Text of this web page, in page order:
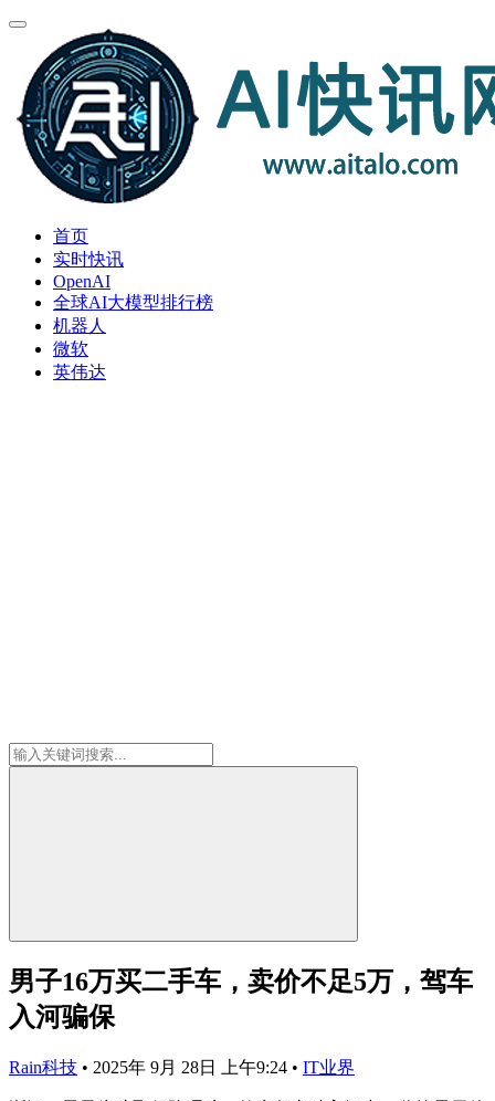
首页
实时快讯
OpenAI
全球AI大模型排行榜
机器人
微软
英伟达
男子16万买二手车，卖价不足5万，驾车
入河骗保
Rain科技 • 2025年 9月 28日 上午9:24 • IT业界